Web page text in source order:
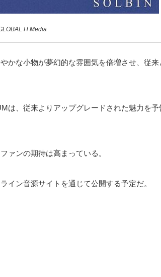
H Media
かな小物が夢幻的な雰囲気を倍増させ、従
は、従来よりアップグレードされた魅力を
ァンの期待は高まっている。
イン音源サイトを通じて公開する予定だ。